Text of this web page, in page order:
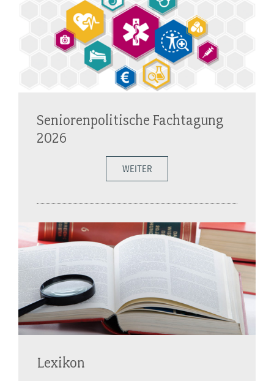
Seniorenpolitische Fachtagung
2026
WEITER
Lexikon